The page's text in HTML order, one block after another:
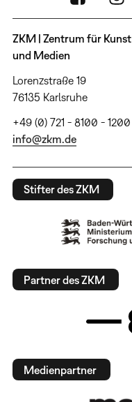
ZKM | Zentrum für Kunst
und Medien
Lorenzstraße 19
76135 Karlsruhe
+49 (0) 721 - 8100 - 1200
info@zkm.de
Stifter des ZKM
Partner des ZKM
Medienpartner